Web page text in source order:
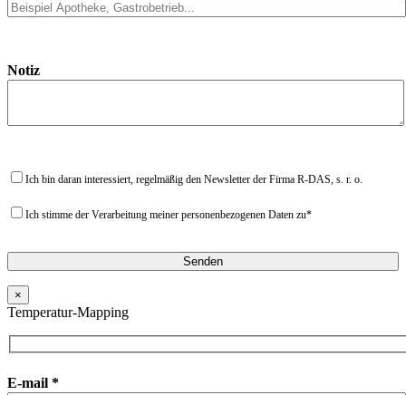
Notiz
Ich bin daran interessiert, regelmäßig den Newsletter der Firma R-DAS, s. r. o.
Ich stimme der Verarbeitung meiner personenbezogenen Daten zu*
×
Temperatur-Mapping
E-mail *